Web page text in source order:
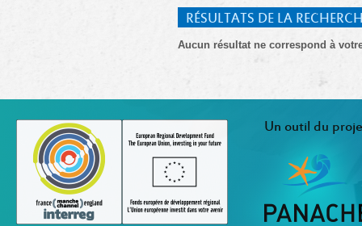
RÉSULTATS DE LA
Aucun résultat ne correspond à
Un outil du